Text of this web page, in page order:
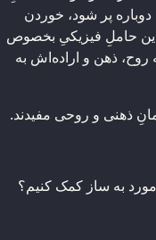
پر شود، خوردن
حاملِ فیزیکیِ بخصوص
روح، ذهن و اراده‌اش به
ذهنی و روحی مفیدند.
به ساز کمک کنیم؟